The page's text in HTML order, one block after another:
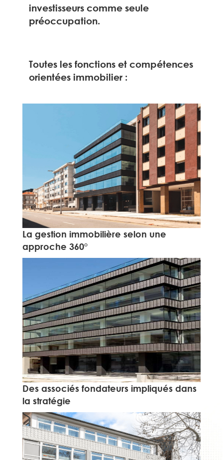
investisseurs comme seule
préoccupation.
Toutes les fonctions et compétences
orientées immobilier :
La gestion immobilière selon une
approche 360°
Des associés fondateurs impliqués dans
la stratégie